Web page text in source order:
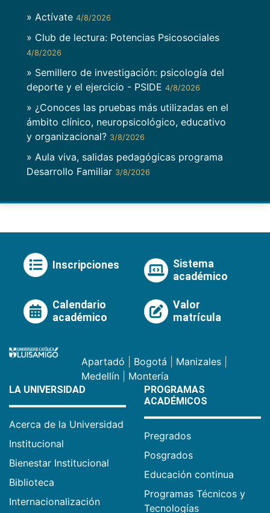
» Actívate 4/8/2026
» Club de lectura: Potencias Psicosociales
4/8/2026
» Semillero de investigación: psicología del
deporte y el ejercicio - PSIDE 4/8/2026
» ¿Conoces las pruebas más utilizadas en el
ámbito clínico, neuropsicológico, educativo
y organizacional? 3/8/2026
» Aula viva, salidas pedagógicas programa
Desarrollo Familiar 3/8/2026
Inscripciones
Sistema
académico
Calendario
académico
Valor
matrícula
Apartadó Bogotá Manizales
Medellín
Montería
LA UNIVERSIDAD
Acerca de la Universidad
Institucional
Bienestar Institucional
Biblioteca
Internacionalización
PROGRAMAS
ACADÉMICOS
Pregrados
Posgrados
Educación continua
Programas Técnicos y
Tecnologías